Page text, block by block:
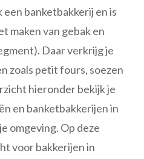
een banketbakkerij en is
maken van gebak en
Daar verkrijg je
zoals petit fours, soezen
hieronder bekijk je
en banketbakkerijen in
omgeving. Op deze
voor bakkerijen in